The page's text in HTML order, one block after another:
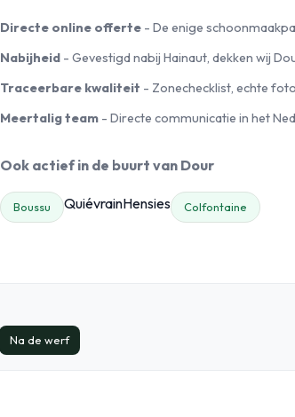
Directe online offerte - De enige
Nabijheid - Gevestigd nabij Hainaut, dekken wij
Traceerbare kwaliteit - Zonechecklist, echte
Meertalig team - Directe communicatie in het
Ook actief in de buurt van Dour
Boussu QuiévrainHensies Colfontaine
Na de werf